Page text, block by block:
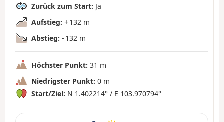
Zurück zum Start: Ja
Aufstieg: + 132 m
Abstieg: - 132 m
Höchster Punkt: 31 m
Niedrigster Punkt: 0 m
Start/Ziel: N 1.402214° / E 103.970794°